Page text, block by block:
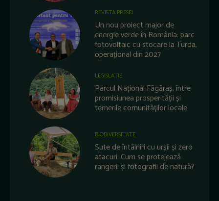
REVISTA PRESEI
Un nou proiect major de
energie verde în România: parc
fotovoltaic cu stocare la Turda,
operațional din 2027
LEGISLATIE
Parcul Național Făgăraș, între
promisiunea prosperității și
temerile comunităților locale
BIODIVERSITATE
Sute de întâlniri cu urșii și zero
atacuri. Cum se protejează
rangerii și fotografii de natură?